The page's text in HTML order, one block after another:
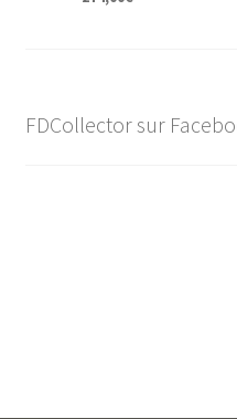
FDCollector sur